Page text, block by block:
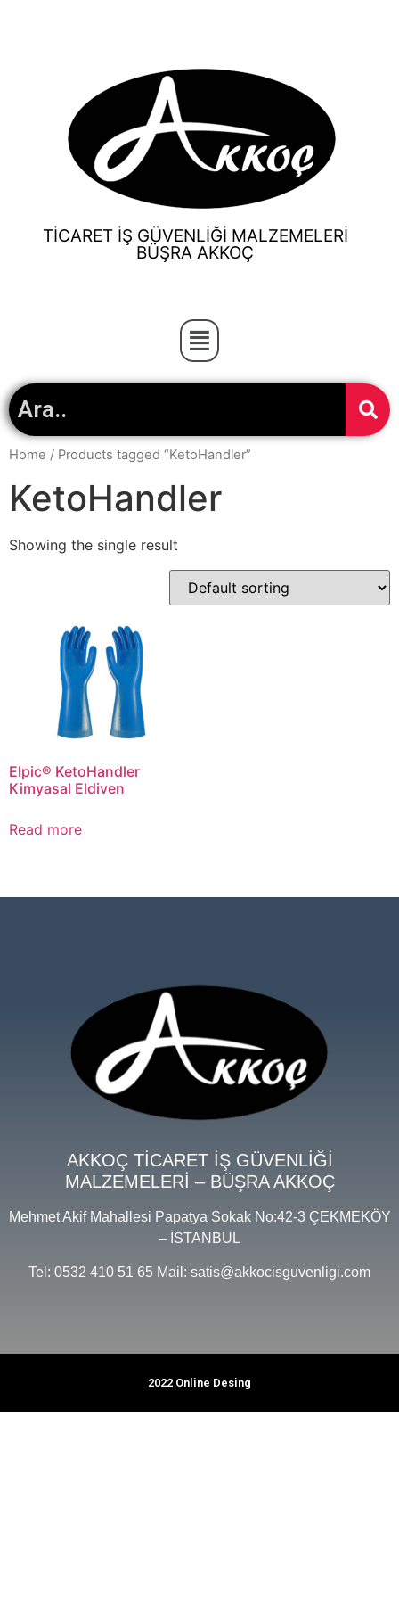
TİCARET İŞ GÜVENLİĞİ MALZEMELERİ
BÜŞRA AKKOÇ
Home / Products tagged “KetoHandler”
KetoHandler
Showing the single result
Elpic® KetoHandler
Kimyasal Eldiven
Read more
AKKOÇ TİCARET İŞ GÜVENLİĞİ
MALZEMELERİ – BÜŞRA AKKOÇ
Mehmet Akif Mahallesi Papatya Sokak No:42-3 ÇEKMEKÖY
– İSTANBUL
Tel: 0532 410 51 65 Mail: satis@akkocisguvenligi.com
2022 Online Desing